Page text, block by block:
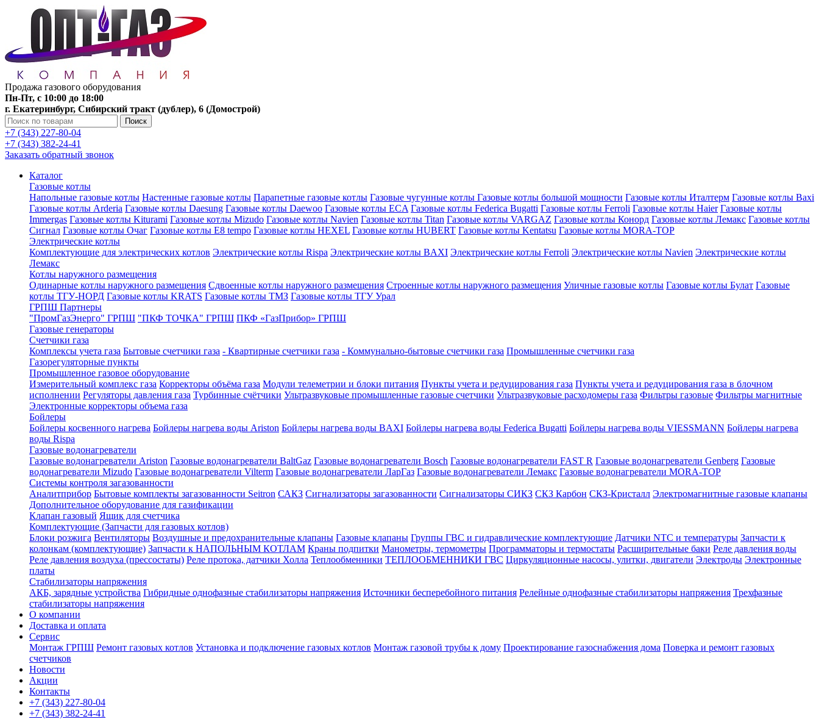
Продажа газового оборудования
Пн-Пт, с 10:00 до 18:00
г. Екатеринбург, Сибирский тракт (дублер), 6 (Домострой)
Поиск
+7 (343) 227-80-04
+7 (343) 382-24-41
Заказать обратный звонок
Каталог
Газовые котлы
Напольные газовые котлы Настенные газовые котлы Парапетные газовые котлы Газовые чугунные котлы Газовые котлы большой мощности Газовые котлы Италтерм Газовые котлы Baxi
Газовые котлы Arderia Газовые котлы Daesung Газовые котлы Daewoo Газовые котлы ECA Газовые котлы Federica Bugatti Газовые котлы Ferroli Газовые котлы Haier Газовые котлы
Immergas Газовые котлы Kiturami Газовые котлы Mizudo Газовые котлы Navien Газовые котлы Titan Газовые котлы VARGAZ Газовые котлы Конорд Газовые котлы Лемакс Газовые котлы
Сигнал Газовые котлы Очаг Газовые котлы E8 tempo Газовые котлы HEXEL Газовые котлы HUBERT Газовые котлы Kentatsu Газовые котлы MORA-TOP
Электрические котлы
Комплектующие для электрических котлов Электрические котлы Rispa Электрические котлы BAXI Электрические котлы Ferroli Электрические котлы Navien Электрические котлы
Лемакс
Котлы наружного размещения
Одинарные котлы наружного размещения Сдвоенные котлы наружного размещения Строенные котлы наружного размещения Уличные газовые котлы Газовые котлы Булат Газовые
котлы ТГУ-НОРД Газовые котлы KRATS Газовые котлы ТМЗ Газовые котлы ТГУ Урал
ГРПШ Партнеры
"ПромГазЭнерго" ГРПШ "ПКФ ТОЧКА" ГРПШ ПКФ «ГазПрибор» ГРПШ
Газовые генераторы
Счетчики газа
Комплексы учета газа Бытовые счетчики газа - Квартирные счетчики газа - Коммунально-бытовые счетчики газа Промышленные счетчики газа
Газорегуляторные пункты
Промышленное газовое оборудование
Измерительный комплекс газа Корректоры объёма газа Модули телеметрии и блоки питания Пункты учета и редуцирования газа Пункты учета и редуцирования газа в блочном
исполнении Регуляторы давления газа Турбинные счётчики Ультразвуковые промышленные газовые счетчики Ультразвуковые расходомеры газа Фильтры газовые Фильтры магнитные
Электронные корректоры объема газа
Бойлеры
Бойлеры косвенного нагрева Бойлеры нагрева воды Ariston Бойлеры нагрева воды BAXI Бойлеры нагрева воды Federica Bugatti Бойлеры нагрева воды VIESSMANN Бойлеры нагрева
воды Rispa
Газовые водонагреватели
Газовые водонагреватели Ariston Газовые водонагреватели BaltGaz Газовые водонагреватели Bosch Газовые водонагреватели FAST R Газовые водонагреватели Genberg Газовые
водонагреватели Mizudo Газовые водонагреватели Vilterm Газовые водонагреватели ЛарГаз Газовые водонагреватели Лемакс Газовые водонагреватели MORA-TOP
Системы контроля загазованности
Аналитприбор Бытовые комплекты загазованности Seitron САКЗ Сигнализаторы загазованности Сигнализаторы СИКЗ СКЗ Карбон СКЗ-Кристалл Электромагнитные газовые клапаны
Дополнительное оборудование для газификации
Клапан газовый Ящик для счетчика
Комплектующие (Запчасти для газовых котлов)
Блоки розжига Вентиляторы Воздушные и предохранительные клапаны Газовые клапаны Группы ГВС и гидравлические комплектующие Датчики NTC и температуры Запчасти к
колонкам (комплектующие) Запчасти к НАПОЛЬНЫМ КОТЛАМ Краны подпитки Манометры, термометры Программаторы и термостаты Расширительные баки Реле давления воды
Реле давления воздуха (прессостаты) Реле протока, датчики Холла Теплообменники ТЕПЛООБМЕННИКИ ГВС Циркуляционные насосы, улитки, двигатели Электроды Электронные
платы
Стабилизаторы напряжения
АКБ, зарядные устройства Гибридные однофазные стабилизаторы напряжения Источники бесперебойного питания Релейные однофазные стабилизаторы напряжения Трехфазные
стабилизаторы напряжения
О компании
Доставка и оплата
Сервис
Монтаж ГРПШ Ремонт газовых котлов Установка и подключение газовых котлов Монтаж газовой трубы к дому Проектирование газоснабжения дома Поверка и ремонт газовых
счетчиков
Новости
Акции
Контакты
+7 (343) 227-80-04
+7 (343) 382-24-41